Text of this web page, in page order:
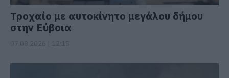
Τροχαίο με αυτοκίνητο μεγάλου δήμου
στην Εύβοια